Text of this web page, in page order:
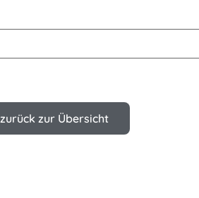
zurück zur Übersicht